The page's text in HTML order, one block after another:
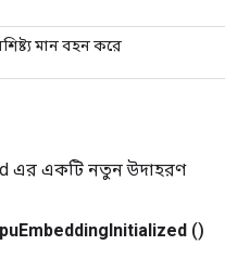
মান বহন করে
এর একটি নতুন উদাহরণ
EmbeddingInitialized ()